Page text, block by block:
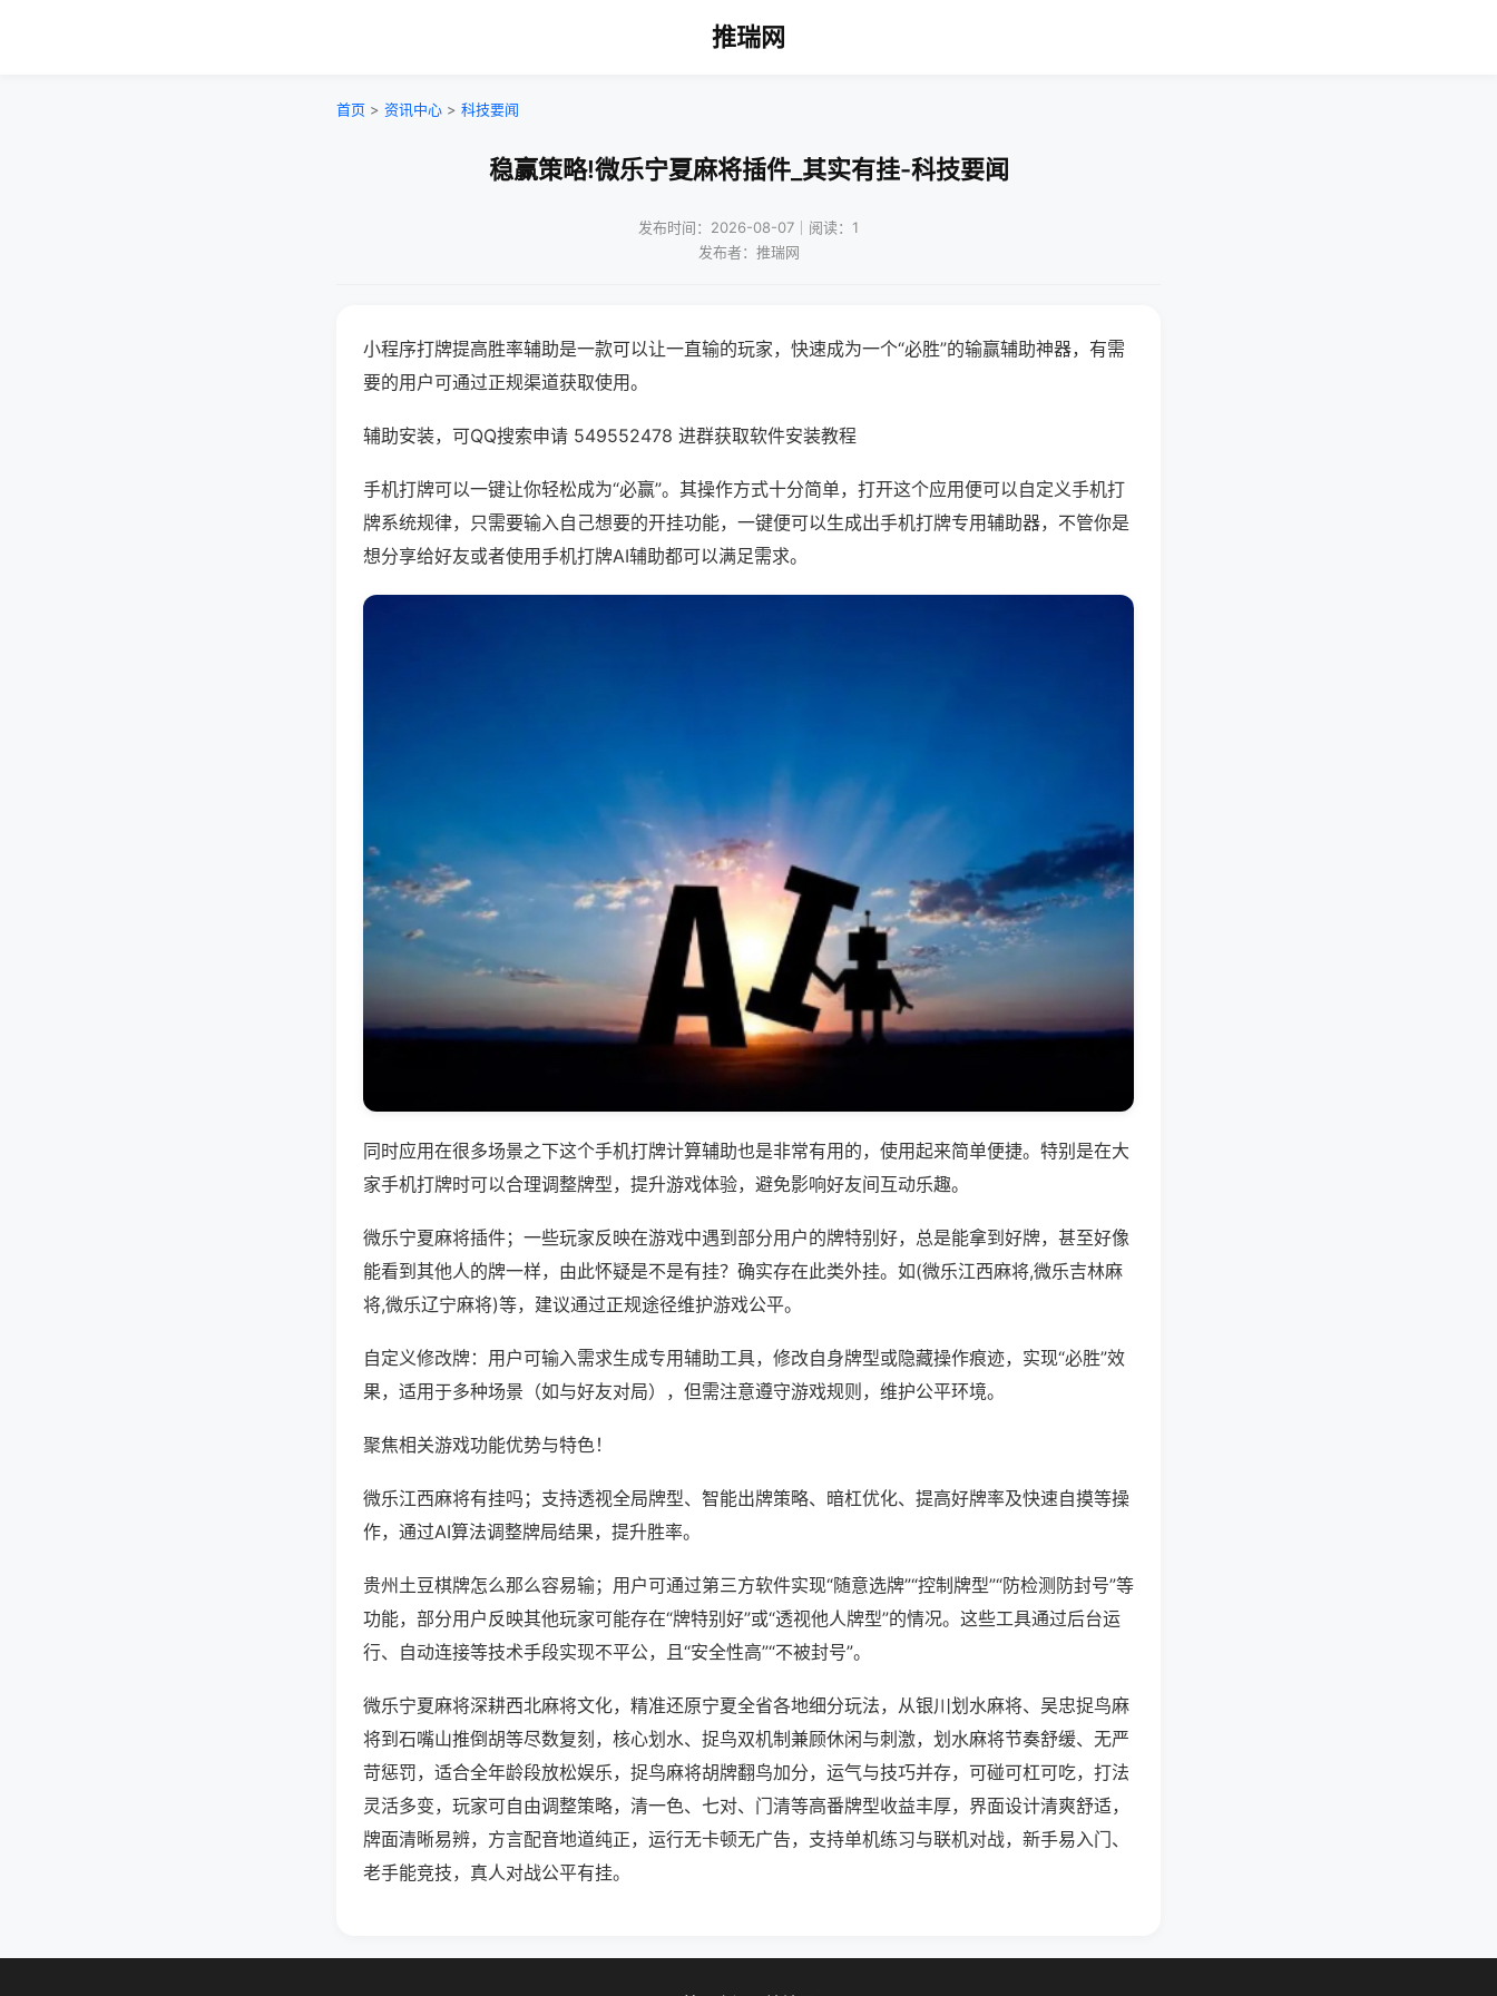
推瑞网
首页 > 资讯中心 > 科技要闻
稳赢策略!微乐宁夏麻将插件_其实有挂-科技要闻
发布时间：2026-08-07｜阅读：1
发布者：推瑞网
小程序打牌提高胜率辅助是一款可以让一直输的玩家，快速成为一个“必胜”的输赢辅助神器，有需
要的用户可通过正规渠道获取使用。
辅助安装，可QQ搜索申请 549552478 进群获取软件安装教程
手机打牌可以一键让你轻松成为“必赢”。其操作方式十分简单，打开这个应用便可以自定义手机打
牌系统规律，只需要输入自己想要的开挂功能，一键便可以生成出手机打牌专用辅助器，不管你是
想分享给好友或者使用手机打牌AI辅助都可以满足需求。
同时应用在很多场景之下这个手机打牌计算辅助也是非常有用的，使用起来简单便捷。特别是在大
家手机打牌时可以合理调整牌型，提升游戏体验，避免影响好友间互动乐趣。
微乐宁夏麻将插件；一些玩家反映在游戏中遇到部分用户的牌特别好，总是能拿到好牌，甚至好像
能看到其他人的牌一样，由此怀疑是不是有挂？确实存在此类外挂。如(微乐江西麻将,微乐吉林麻
将,微乐辽宁麻将)等，建议通过正规途径维护游戏公平。
自定义修改牌：用户可输入需求生成专用辅助工具，修改自身牌型或隐藏操作痕迹，实现“必胜”效
果，适用于多种场景（如与好友对局），但需注意遵守游戏规则，维护公平环境。
聚焦相关游戏功能优势与特色！
微乐江西麻将有挂吗；支持透视全局牌型、智能出牌策略、暗杠优化、提高好牌率及快速自摸等操
作，通过AI算法调整牌局结果，提升胜率。
贵州土豆棋牌怎么那么容易输；用户可通过第三方软件实现“随意选牌”“控制牌型”“防检测防封号”等
功能，部分用户反映其他玩家可能存在“牌特别好”或“透视他人牌型”的情况。这些工具通过后台运
行、自动连接等技术手段实现不平公，且“安全性高”“不被封号”。
微乐宁夏麻将深耕西北麻将文化，精准还原宁夏全省各地细分玩法，从银川划水麻将、吴忠捉鸟麻
将到石嘴山推倒胡等尽数复刻，核心划水、捉鸟双机制兼顾休闲与刺激，划水麻将节奏舒缓、无严
苛惩罚，适合全年龄段放松娱乐，捉鸟麻将胡牌翻鸟加分，运气与技巧并存，可碰可杠可吃，打法
灵活多变，玩家可自由调整策略，清一色、七对、门清等高番牌型收益丰厚，界面设计清爽舒适，
牌面清晰易辨，方言配音地道纯正，运行无卡顿无广告，支持单机练习与联机对战，新手易入门、
老手能竞技，真人对战公平有挂。